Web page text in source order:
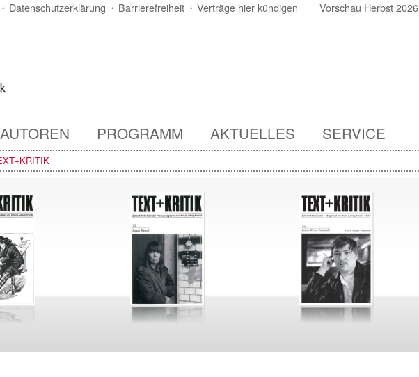
Datenschutzerklärung Barrierefreiheit Verträge hier kündigen Vorschau Herbst 2026
AUTOREN PROGRAMM AKTUELLES SERVICE